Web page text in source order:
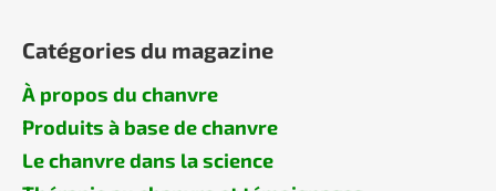
Catégories du magazine
À propos du chanvre
Produits à base de chanvre
Le chanvre dans la science